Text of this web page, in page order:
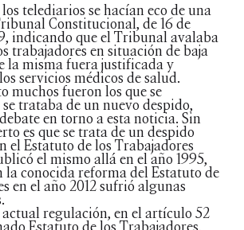
telediarios se hacían eco de una
Constitucional, de 16 de
indicando que el Tribunal avalaba
trabajadores en situación de baja
la misma fuera justificada y
servicios médicos de salud.
muchos fueron los que se
trataba de un nuevo despido,
en torno a esta noticia. Sin
es que se trata de un despido
el Estatuto de los Trabajadores
el mismo allá en el año 1995,
la conocida reforma del Estatuto de
en el año 2012 sufrió algunas
regulación, en el artículo 52